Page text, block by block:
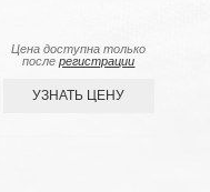
Цена доступна только
послерегистрации
УЗНАТЬ ЦЕНУ